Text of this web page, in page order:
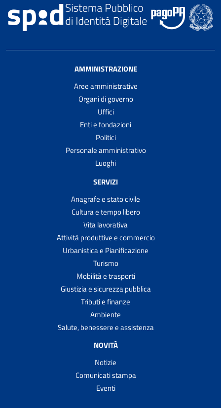
AMMINISTRAZIONE
Aree amministrative
Organi di governo
Uffici
Enti e fondazioni
Politici
Personale amministrativo
Luoghi
SERVIZI
Anagrafe e stato civile
Cultura e tempo libero
Vita lavorativa
Attività produttive e commercio
Urbanistica e Pianificazione
Turismo
Mobilità e trasporti
Giustizia e sicurezza pubblica
Tributi e finanze
Ambiente
Salute, benessere e assistenza
NOVITÀ
Notizie
Comunicati stampa
Eventi